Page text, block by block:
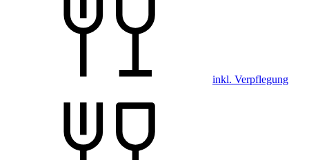
inkl. Verpflegung